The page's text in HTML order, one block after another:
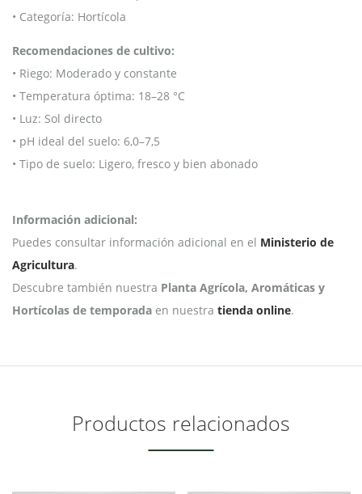
• Categoría: Hortícola
Recomendaciones de cultivo:
• Riego: Moderado y constante
• Temperatura óptima: 18–28 °C
• Luz: Sol directo
• pH ideal del suelo: 6,0–7,5
• Tipo de suelo: Ligero, fresco y bien abonado
Información adicional:
Puedes consultar información adicional en el Ministerio de
Agricultura.
Descubre también nuestra Planta Agrícola, Aromáticas y
Hortícolas de temporada en nuestra tienda online.
Productos relacionados